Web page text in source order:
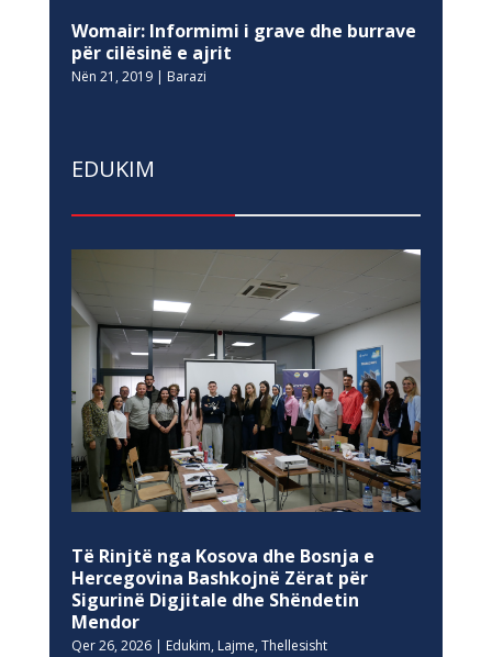
Womair: Informimi i grave dhe burrave
për cilësinë e ajrit
Nën 21, 2019| Barazi
EDUKIM
Të Rinjtë nga Kosova dhe Bosnja e
Hercegovina Bashkojnë Zërat për
Sigurinë Digjitale dhe Shëndetin
Mendor
Qer 26, 2026| Edukim, Lajme, Thellesisht